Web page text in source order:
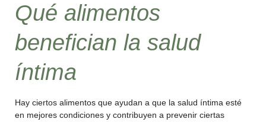
Qué alimentos
benefician la salud
íntima
Hay ciertos alimentos que ayudan a que la salud íntima esté
en mejores condiciones y contribuyen a prevenir ciertas